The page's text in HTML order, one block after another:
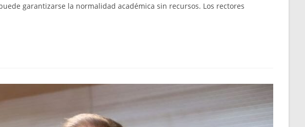
garantizarse la normalidad académica sin recursos. Los rectores